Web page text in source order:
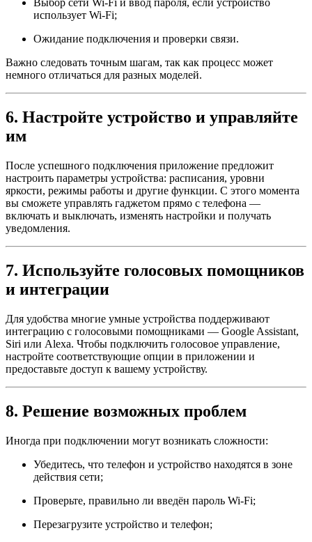
Выбор сети Wi-Fi и ввод пароля, если устройство
использует Wi-Fi;
Ожидание подключения и проверки связи.
Важно следовать точным шагам, так как процесс может
немного отличаться для разных моделей.
6. Настройте устройство и управляйте
им
После успешного подключения приложение предложит
настроить параметры устройства: расписания, уровни
яркости, режимы работы и другие функции. С этого момента
вы сможете управлять гаджетом прямо с телефона —
включать и выключать, изменять настройки и получать
уведомления.
7. Используйте голосовых помощников
и интеграции
Для удобства многие умные устройства поддерживают
интеграцию с голосовыми помощниками — Google Assistant,
Siri или Alexa. Чтобы подключить голосовое управление,
настройте соответствующие опции в приложении и
предоставьте доступ к вашему устройству.
8. Решение возможных проблем
Иногда при подключении могут возникать сложности:
Убедитесь, что телефон и устройство находятся в зоне
действия сети;
Проверьте, правильно ли введён пароль Wi-Fi;
Перезагрузите устройство и телефон;